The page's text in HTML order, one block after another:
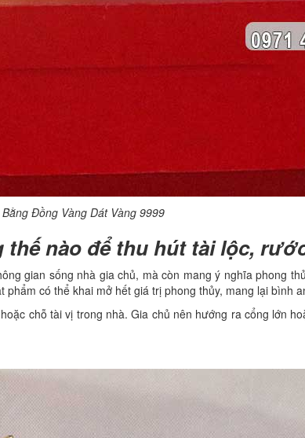
Đồng Vàng Dát Vàng 9999
nào để thu hút tài lộc,
gian sống nhà gia chủ, mà còn mang ý nghĩa phong
có thể khai mở hết giá trị phong thủy, mang lại bình
chỗ tài vị trong nhà. Gia chủ nên hướng ra cổng lớn